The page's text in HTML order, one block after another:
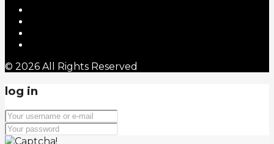
© 2026 All Rights Reserved
log in